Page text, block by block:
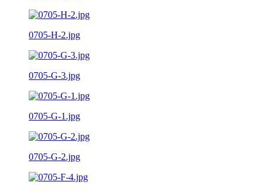
0705-H-2.jpg
0705-G-3.jpg
0705-G-1.jpg
0705-G-2.jpg